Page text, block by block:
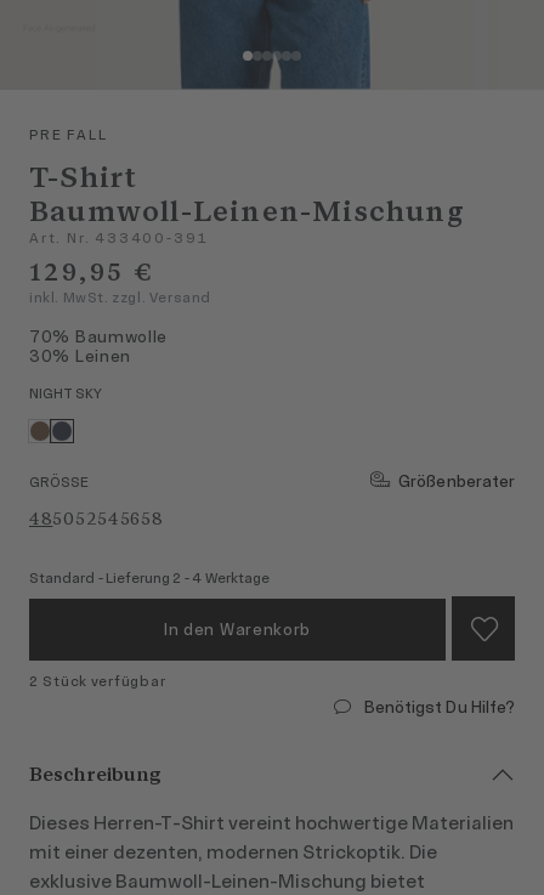
PRE FALL
T-Shirt
Baumwoll-Leinen-Mischung
Art. Nr. 433400-391
129,95 €
inkl. MwSt. zzgl. Versand
70% Baumwolle
30% Leinen
NIGHT SKY
GRÖSSE
Größenberater
485052545658
Standard - Lieferung 2 - 4 Werktage
In den Warenkorb
2 Stück verfügbar
Benötigst Du Hilfe?
Beschreibung
Dieses Herren‑T‑Shirt vereint hochwertige Materialien
mit einer dezenten, modernen Strickoptik. Die
exklusive Baumwoll‑Leinen‑Mischung bietet